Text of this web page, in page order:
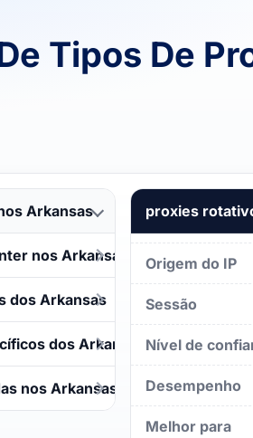
Tipos De
Arkansas
nos Arkansas
dos Arkansas
dos Arkansas
nos Arkansas
proxies
Origem do IP
Sessão
Nível de
Desempenho
Melhor para